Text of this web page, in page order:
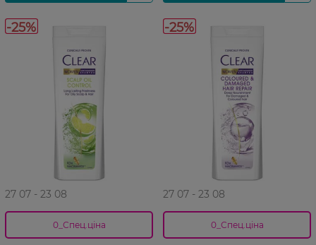
-25%
27 07 - 23 08
0_Спец.ціна
-25%
27 07 - 23 08
0_Спец.ціна